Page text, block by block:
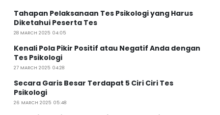
Tahapan Pelaksanaan Tes Psikologi yang Harus
Diketahui Peserta Tes
28 MARCH 2025 04:05
Kenali Pola Pikir Positif atau Negatif Anda dengan
Tes Psikologi
27 MARCH 2025 04:28
Secara Garis Besar Terdapat 5 Ciri Ciri Tes
Psikologi
26 MARCH 2025 05:48